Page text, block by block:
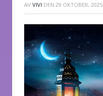
AV VIVI DEN 29 OKTOBER, 2025